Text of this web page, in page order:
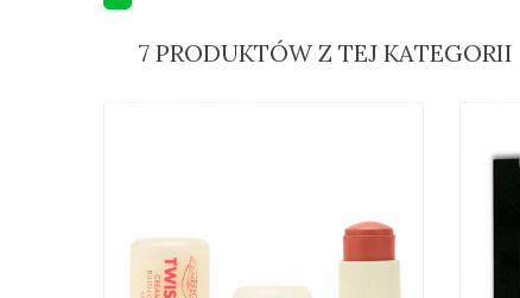
7 PRODUKTÓW Z TEJ KATEGORII